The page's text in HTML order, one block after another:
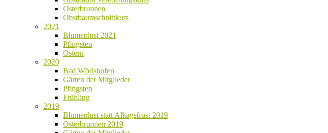
Osterbrunnen
Obstbaumschnittkurs
2021
Blumenlust 2021
Pfingsten
Ostern
2020
Bad Wörishofen
Gärten der Mitglieder
Pfingsten
Frühling
2019
Blumenlust statt Alltagsfrust 2019
Osterbrunnen 2019